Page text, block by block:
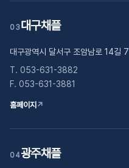
03대구채플
대구광역시 달서구 조암남로 14길 7
T. 053-631-3882
F. 053-631-3881
홈페이지 ↗
04광주채플